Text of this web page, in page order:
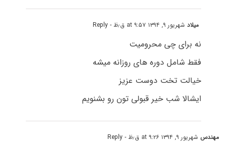
میلادشهریور ۹, ۱۳۹۴ at ۹:۵۷ ق٫ظ - Reply
نه برای چی محرومیت
فقط شامل دوره های روزانه میشه
خیالت تخت دوست عزیز
ایشالا شب خیر قبولی تون رو بشنویم
مهندس شهریور ۹, ۱۳۹۴ at ۹:۲۶ ق٫ظ - Reply